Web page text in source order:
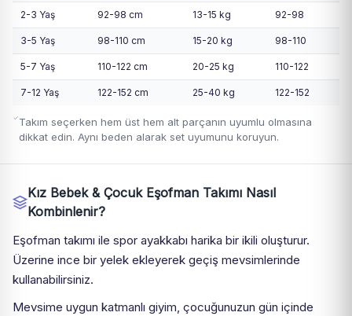
2-3 Yaş 92-98 cm 13-15 kg 92-98
3-5 Yaş 98-110 cm 15-20 kg 98-110
5-7 Yaş 110-122 cm 20-25 kg 110-122
7-12 Yaş 122-152 cm 25-40 kg 122-152
Takım seçerken hem üst hem alt parçanın uyumlu olmasına
dikkat edin. Aynı beden alarak set uyumunu koruyun.
Kız Bebek & Çocuk Eşofman Takımı Nasıl
Kombinlenir?
Eşofman takımı ile spor ayakkabı harika bir ikili oluşturur.
Üzerine ince bir yelek ekleyerek geçiş mevsimlerinde
kullanabilirsiniz.
Mevsime uygun katmanlı giyim, çocuğunuzun gün içinde